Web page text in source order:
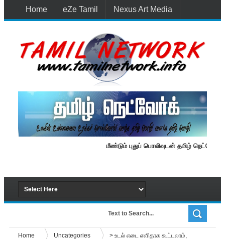
Home eZe Tamil Nexus Art Media
மீண்டும் புதுப் பொலிவுடன் தமிழ் நெட்வேர்க்.
Home Uncategories
> உடல் எடை எளிதாக கூட்டலாம்,